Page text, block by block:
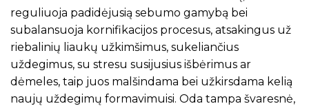
reguliuoja padidėjusią sebumo gamybą bei
subalansuoja kornifikacijos procesus, atsakingus už
riebalinių liaukų užkimšimus, sukeliančius
uždegimus, su stresu susijusius išbėrimus ar
dėmeles, taip juos malšindama bei užkirsdama kelią
naujų uždegimų formavimuisi. Oda tampa švaresnė,